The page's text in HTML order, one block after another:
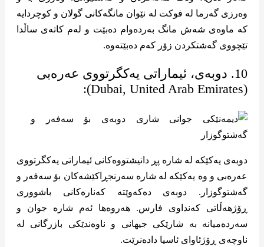
وەرزی گەرما لە فوکت لە نێوان مانگەکانی گولان و کوچردایە
کە ماوەی شەش مانگ بەردەوام دەبێت و لەم کاتەی ساڵدا
تێچووی گەشتکردن زۆر کەم دەبێتەوە.
10. دوبەی، ئیماراتی یەکگرتووی عەرەبی
(Dubai, United Arab Emirates):
دوبەی یەکێکە لە شارە پڕ دانیشتووەکانی ئیماراتی یەکگرتووی
عەرەبی و وە یەکێکە لە شارە سەرنجڕاکێشەکان بۆ سەفەر و
گەشتوگوزار. دوبەی دەکەوێتە کەنارەکانی باشووری
ڕۆژهەڵاتی کەنداوی فارس. هەروەها ئەم شارە جوان و
سەردەمیانە بە شارێکی جیهانی و ناوەندێکی بازرگانی لە
ناوچەی ڕۆژئاوای ئاسیا دادەنرێت.